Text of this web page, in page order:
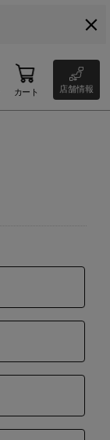
カート 店舗情報